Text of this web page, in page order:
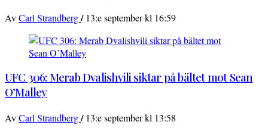
AvCarl Strandberg/ 13:e september kl 16:59
UFC 306: Merab Dvalishvili siktar på bältet mot Sean
O’Malley
AvCarl Strandberg/ 13:e september kl 13:58